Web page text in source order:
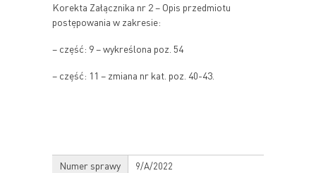
Korekta Załącznika nr 2 – Opis przedmiotu
postępowania w zakresie:
– część: 9 – wykreślona poz. 54
– część: 11 – zmiana nr kat. poz. 40-43.
Numer sprawy 9/A/2022